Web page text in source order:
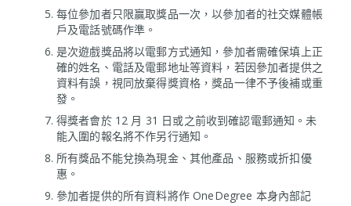
每位參加者只限贏取獎品一次，以參加者的社交媒體帳
戶及電話號碼作準。
是次遊戲獎品將以電郵方式通知，參加者需確保填上正
確的姓名、電話及電郵地址等資料，若因參加者提供之
資料有誤，視同放棄得獎資格，獎品一律不予後補或重
發。
得獎者會於 12 月 31 日或之前收到確認電郵通知。未
能入圍的報名將不作另行通知。
所有獎品不能兌換為現金、其他產品、服務或折扣優
惠。
參加者提供的所有資料將作 OneDegree 本身內部記